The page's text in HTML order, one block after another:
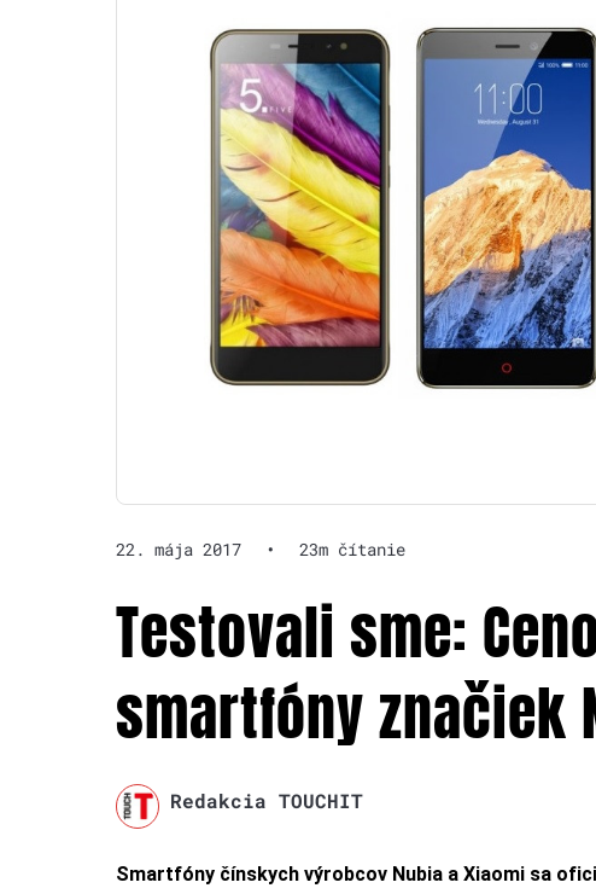
22. mája 2017 • 23m čítanie
Testovali sme:
smartfóny značiek
Redakcia TOUCHIT
Smartfóny čínskych výrobcov Nubia a Xiaomi sa